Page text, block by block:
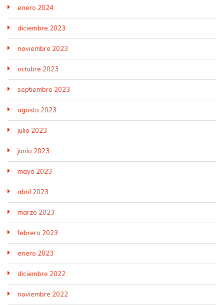
enero 2024
diciembre 2023
noviembre 2023
octubre 2023
septiembre 2023
agosto 2023
julio 2023
junio 2023
mayo 2023
abril 2023
marzo 2023
febrero 2023
enero 2023
diciembre 2022
noviembre 2022